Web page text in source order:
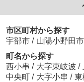
市区町村から探す
宇部市 / 山陽小野田市
町名から探す
西小串 / 大字東岐波 /
中央町 / 大字小串 / 東